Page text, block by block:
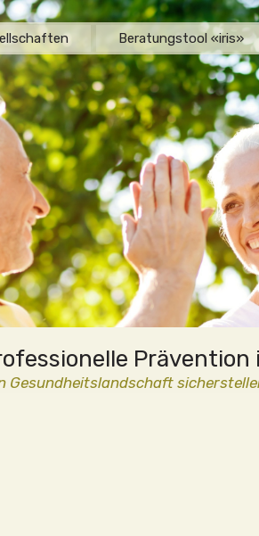
Beratungstool «iris»
Prävention
Gesundheitslandschaft